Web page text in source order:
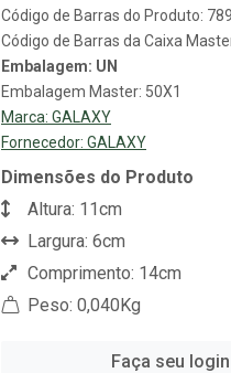
Código de Barras do Produto:
Código de Barras da Caixa
Embalagem: UN
Embalagem Master: 50X1
Marca: GALAXY
Fornecedor: GALAXY
Dimensões do Produto
Altura: 11cm
Largura: 6cm
Comprimento: 14cm
Peso: 0,040Kg
Faça seu